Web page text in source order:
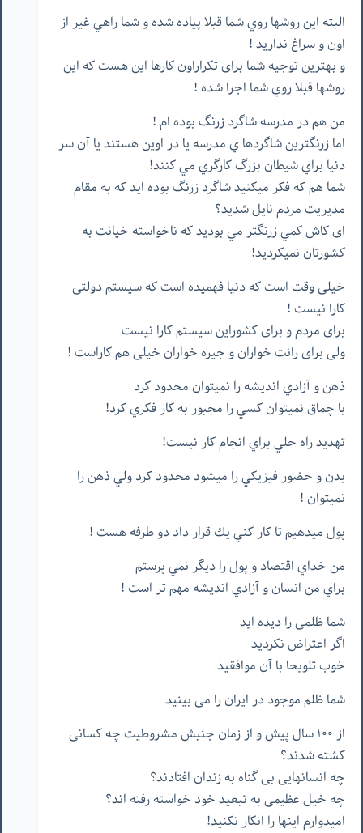
البته اين روشها روي شما قبلا پياده شده و شما راهي غير از
اون و سراغ نداريد !
و بهترين توجیه شما برای تکراراون کارها اين هست كه اين
روشها قبلا روي شما اجرا شده !
من هم در مدرسه شاگرد زرنگ بوده ام !
اما زرنگترين شاگردها ي مدرسه يا در اوين هستند يا آن سر
دنيا براي شيطان بزرگ كارگري مي كنند!
شما هم كه فكر ميكنيد شاگرد زرنگ بوده ايد كه به مقام
مديريت مردم نايل شديد؟
ای كاش كمي زرنگتر مي بوديد كه ناخواسته خيانت به
كشورتان نميكرديد!
خیلی وقت است که دنیا فهمیده است که سیستم دولتی
کارا نیست !
برای مردم و برای کشوراین سیستم کارا نیست
ولی برای رانت خواران و جیره خواران خیلی هم کاراست !
ذهن و آزادي انديشه را نميتوان محدود كرد
با چماق نميتوان كسي را مجبور به كار فكري كرد!
تهديد راه حلي براي انجام کار نيست!
بدن و حضور فيزيكي را ميشود محدود كرد ولي ذهن را
نميتوان !
پول ميدهيم تا كار كني يك قرار داد دو طرفه هست !
من خداي اقتصاد و پول را ديگر نمي پرستم
براي من انسان و آزادي انديشه مهم تر است !
شما ظلمی را دیده اید
اگر اعتراض نکردید
خوب تلویحا با آن موافقید
شما ظلم موجود در ایران را می بینید
از ۱۰۰ سال پیش و از زمان جنبش مشروطیت چه کسانی
کشته شدند؟
چه انسانهایی بی گناه به زندان افتادند؟
چه خیل عظیمی به تبعید خود خواسته رفته اند؟
امیدوارم اینها را انکار نکنید!